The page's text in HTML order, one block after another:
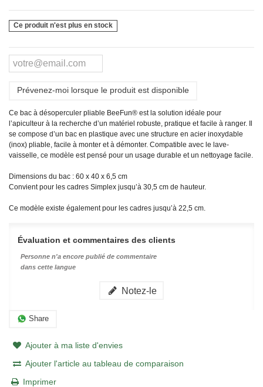
Ce produit n'est plus en stock
Prévenez-moi lorsque le produit est disponible
Ce bac à désoperculer pliable BeeFun® est la solution idéale pour
l’apiculteur à la recherche d’un matériel robuste, pratique et facile à ranger. Il
se compose d’un bac en plastique avec une structure en acier inoxydable
(inox) pliable, facile à monter et à démonter. Compatible avec le lave-
vaisselle, ce modèle est pensé pour un usage durable et un nettoyage facile.
Dimensions du bac : 60 x 40 x 6,5 cm
Convient pour les cadres Simplex jusqu’à 30,5 cm de hauteur.
Ce modèle existe également pour les cadres jusqu’à 22,5 cm.
Évaluation et commentaires des clients
Personne n'a encore publié de commentaire
dans cette langue
Notez-le
Share
Ajouter à ma liste d'envies
Ajouter l'article au tableau de comparaison
Imprimer